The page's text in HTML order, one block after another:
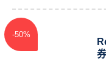
-50%